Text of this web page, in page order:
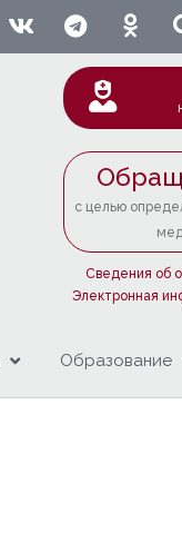
с целью
Сведения об
Электронная
Образование